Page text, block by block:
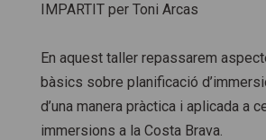
IMPARTIT per Toni Arcas
En aquest taller repassarem
bàsics sobre planificació
d’una manera pràctica i aplicada a
immersions a la Costa Brava.